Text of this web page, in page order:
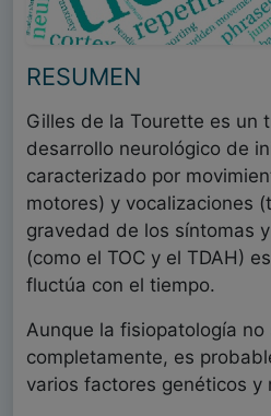
RESUMEN
Gilles de la Tourette es un
desarrollo neurológico de
caracterizado por
motores) y vocalizaciones
gravedad de los síntomas
(como el TOC y el TDAH)
fluctúa con el tiempo.
Aunque la fisiopatología no
completamente, es
varios factores genéticos y